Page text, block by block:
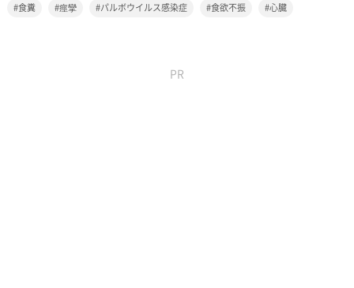
食糞 痙攣 パルボウイルス感染症 食欲不振 心臓
PR